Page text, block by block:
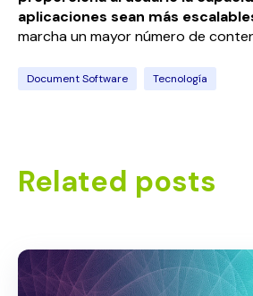
aplicaciones sean más
marcha un mayor número de
Document Software Tecnología
Related posts